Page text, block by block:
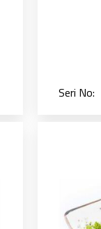
Seri No: